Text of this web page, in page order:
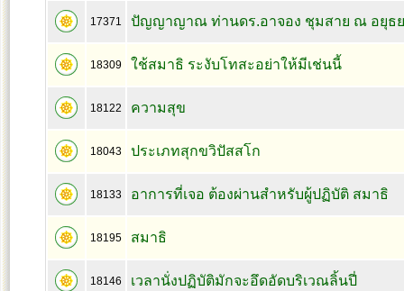
17371 ปัญญาญาณ ท่านดร.อาจอง ชุมสาย ณ อยุธ
18309 ใช้สมาธิ ระงับโทสะอย่าให้มีเช่นนี้
18122 ความสุข
18043 ประเภทสุกขวิปัสสโก
18133 อาการที่เจอ ต้องผ่านสำหรับผู้ปฏิบัติ สมาธิ
18195 สมาธิ
18146 เวลานั่งปฏิบัติมักจะอึดอัดบริเวณลิ้นปี่